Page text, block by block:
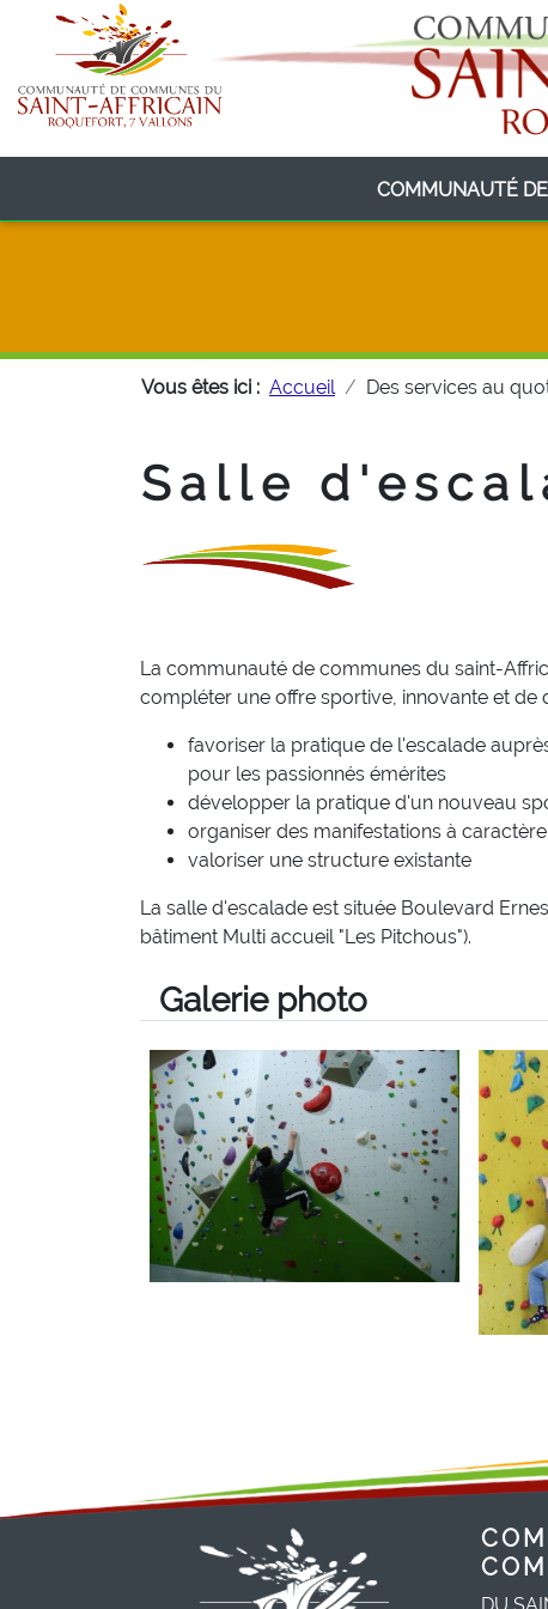
COMMUNAUTÉ
Vous êtes ici : Accueil Des services au
Salle
La communauté de communes du saint-
compléter une offre sportive, innovante et de
favoriser la pratique de l'escalade
pour les passionnés émérites
développer la pratique d'un nouveau
organiser des manifestations à
valoriser une structure existante
La salle d'escalade est située Boulevard
bâtiment Multi accueil "Les Pitchous").
Galerie photo